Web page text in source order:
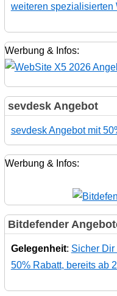
weiteren spezialisierten
Werbung & Infos:
sevdesk Angebot
sevdesk Angebot mit
Werbung & Infos:
Bitdefender
Gelegenheit: Sicher Dir
50% Rabatt, bereits ab